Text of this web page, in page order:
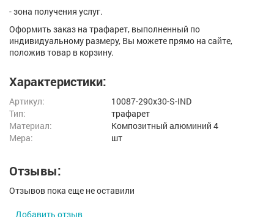
- зона получения услуг.
Оформить заказ на трафарет, выполненный по
индивидуальному размеру, Вы можете прямо на сайте,
положив товар в корзину.
Характеристики:
Артикул:
10087-290x30-S-IND
Тип:
трафарет
Материал:
Композитный алюминий 4
Мера:
шт
Отзывы:
Отзывов пока еще не оставили
Добавить отзыв